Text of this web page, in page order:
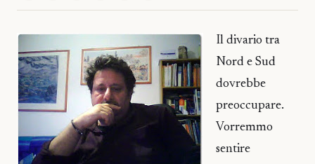
Il divario tra
Nord e Sud
dovrebbe
preoccupare.
Vorremmo
sentire